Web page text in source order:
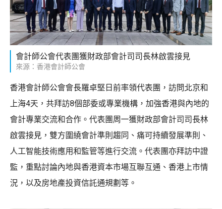
會計師公會代表團獲財政部會計司司長林啟雲接見
來源：香港會計師公會
香港會計師公會會長羅卓堅日前率領代表團，訪問北京和
上海4天，共拜訪8個部委或專業機構，加強香港與內地的
會計專業交流和合作。代表團周一獲財政部會計司司長林
啟雲接見，雙方圍繞會計準則趨同、痛可持續發展準則、
人工智能技術應用和監管等進行交流。代表團亦拜訪中證
監，重點討論內地與香港資本市場互聯互通、香港上市情
況，以及房地產投資信託通規劃等。